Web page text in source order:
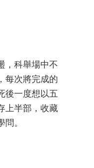
，科舉場中不
每次將完成的
後一度想以五
上半部，收藏
問。